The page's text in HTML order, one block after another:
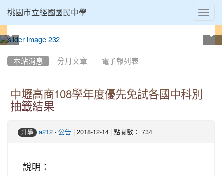
桃園市立經國國民中學
本站消息 分月文章 電子報列表
中壢高商108學年度優先免試各國中科別
抽籤結果
升學 a212 - 公告 | 2018-12-14 | 點閱數： 734
說明：